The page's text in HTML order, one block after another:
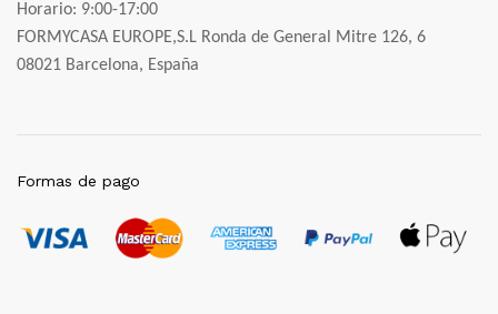
Horario: 9:00-17:00
FORMYCASA EUROPE,S.L Ronda de General Mitre 126, 6
08021 Barcelona, España
Formas de pago